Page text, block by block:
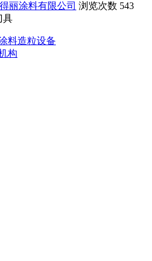
丽涂料有限公司 浏览次数 543
料造粒设备
构